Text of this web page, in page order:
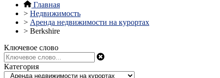
Главная
> Недвижимость
> Аренда недвижимости на курортах
> Berkshire
Ключевое слово
Категория